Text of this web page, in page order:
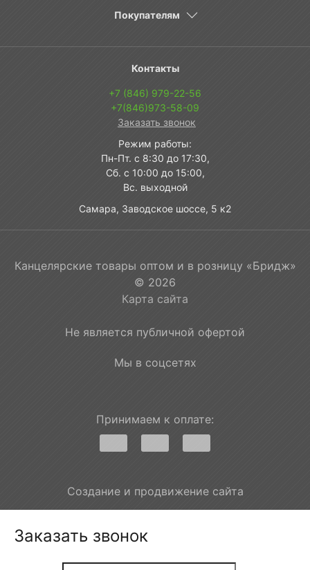
Покупателям
Контакты
+7 (846) 979-22-56
+7(846)973-58-09
Заказать звонок
Режим работы:
Пн-Пт. с 8:30 до 17:30,
Сб. с 10:00 до 15:00,
Вс. выходной
Самара, Заводское шоссе, 5 к2
Канцелярские товары оптом и в розницу «Бридж»
© 2026
Карта сайта
Не является публичной офертой
Мы в соцсетях
Принимаем к оплате:
Создание и продвижение сайта
Заказать звонок